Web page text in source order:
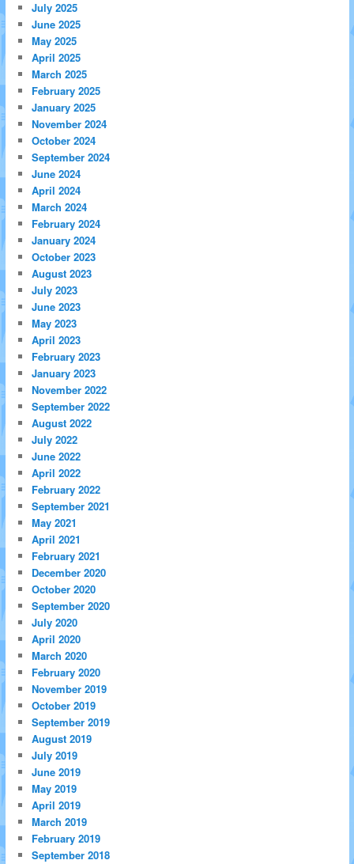
July 2025
June 2025
May 2025
April 2025
March 2025
February 2025
January 2025
November 2024
October 2024
September 2024
June 2024
April 2024
March 2024
February 2024
January 2024
October 2023
August 2023
July 2023
June 2023
May 2023
April 2023
February 2023
January 2023
November 2022
September 2022
August 2022
July 2022
June 2022
April 2022
February 2022
September 2021
May 2021
April 2021
February 2021
December 2020
October 2020
September 2020
July 2020
April 2020
March 2020
February 2020
November 2019
October 2019
September 2019
August 2019
July 2019
June 2019
May 2019
April 2019
March 2019
February 2019
September 2018